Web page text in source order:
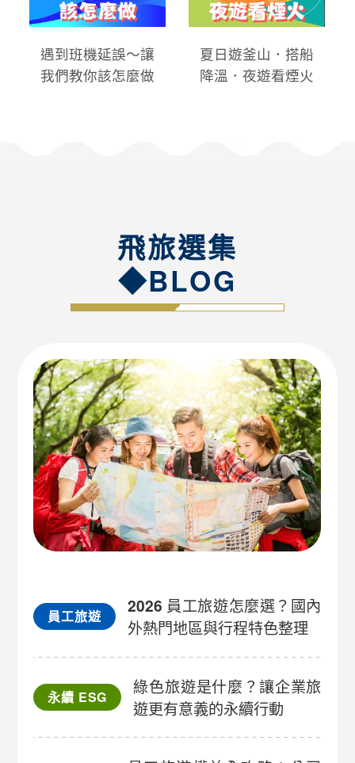
遇到班機延誤～讓
我們教你該怎麼做
夏日遊釜山．搭船
降溫．夜遊看煙火
飛旅選集
◆BLOG
員工旅遊
2026 員工旅遊怎麼選？國內
外熱門地區與行程特色整理
永續 ESG
綠色旅遊是什麼？讓企業旅
遊更有意義的永續行動